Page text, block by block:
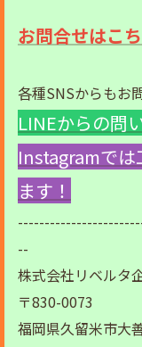
お問合せはこ
各種SNSからもお
LINEからの問
Instagramでは
ます！
--
株式会社リベルタ
〒830-0073
福岡県久留米市大